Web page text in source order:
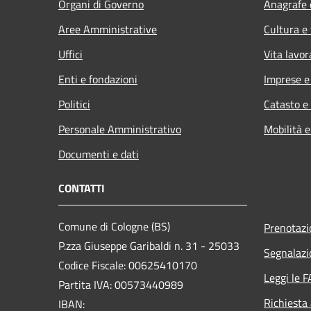
Organi di Governo
Aree Amministrative
Uffici
Enti e fondazioni
Politici
Personale Amministrativo
Documenti e dati
Cultura
Vita
Imprese
Catasto
Mobilità
CONTATTI
Comune di Cologne (BS)
P.zza Giuseppe Garibaldi n. 31 - 25033
Codice Fiscale: 00625410170
Partita IVA: 00573440989
IBAN:
Leggi le